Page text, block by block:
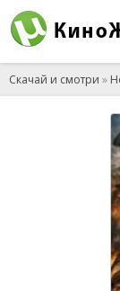
Скачай и смотри »